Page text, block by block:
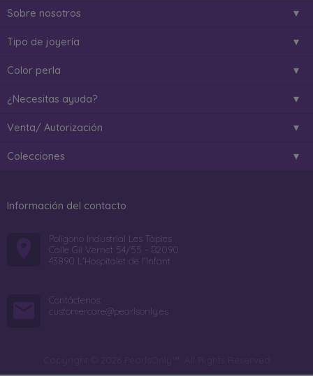
Sobre nosotros
Tipo de joyería
Color perla
¿Necesitas ayuda?
Venta/ Autorización
Colecciones
Información del contacto
Poligono Industrial Les Tàpies
Calle Gil Vernet 54/55 - B2090
43890 L'Hospitalet de l'Infant
Contáctenos:
customercare@pearlsonly.es